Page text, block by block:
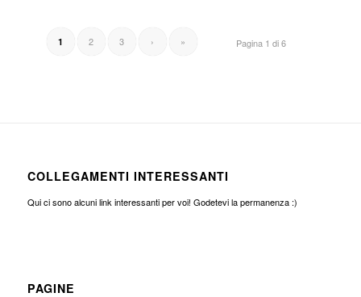
Pagina 1 di 6
1 2 3 › »
COLLEGAMENTI INTERESSANTI
Qui ci sono alcuni link interessanti per voi! Godetevi la permanenza :)
PAGINE